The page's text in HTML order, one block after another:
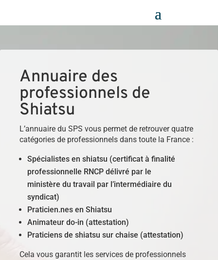
Annuaire des
professionnels de
Shiatsu
L’annuaire du SPS vous permet de retrouver quatre
catégories de professionnels dans toute la France :
Spécialistes en shiatsu (certificat à finalité
professionnelle RNCP délivré par le
ministère du travail par l’intermédiaire du
syndicat)
Praticien.nes en Shiatsu
Animateur do-in (attestation)
Praticiens de shiatsu sur chaise (attestation)
Cela vous garantit les services de professionnels